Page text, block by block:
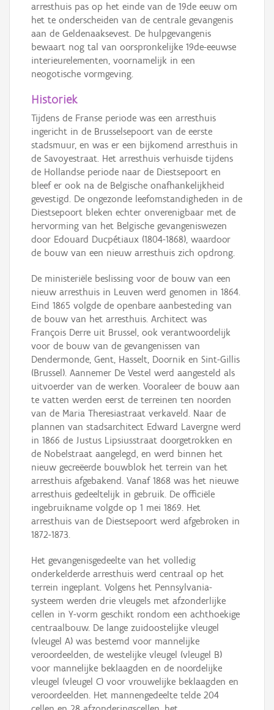
arresthuis pas op het einde van de 19de eeuw om
het te onderscheiden van de centrale gevangenis
aan de Geldenaaksevest. De hulpgevangenis
bewaart nog tal van oorspronkelijke 19de-eeuwse
interieurelementen, voornamelijk in een
neogotische vormgeving.
Historiek
Tijdens de Franse periode was een arresthuis
ingericht in de Brusselsepoort van de eerste
stadsmuur, en was er een bijkomend arresthuis in
de Savoyestraat. Het arresthuis verhuisde tijdens
de Hollandse periode naar de Diestsepoort en
bleef er ook na de Belgische onafhankelijkheid
gevestigd. De ongezonde leefomstandigheden in de
Diestsepoort bleken echter onverenigbaar met de
hervorming van het Belgische gevangeniswezen
door Edouard Ducpétiaux (1804-1868), waardoor
de bouw van een nieuw arresthuis zich opdrong.
De ministeriële beslissing voor de bouw van een
nieuw arresthuis in Leuven werd genomen in 1864.
Eind 1865 volgde de openbare aanbesteding van
de bouw van het arresthuis. Architect was
François Derre uit Brussel, ook verantwoordelijk
voor de bouw van de gevangenissen van
Dendermonde, Gent, Hasselt, Doornik en Sint-Gillis
(Brussel). Aannemer De Vestel werd aangesteld als
uitvoerder van de werken. Vooraleer de bouw aan
te vatten werden eerst de terreinen ten noorden
van de Maria Theresiastraat verkaveld. Naar de
plannen van stadsarchitect Edward Lavergne werd
in 1866 de Justus Lipsiusstraat doorgetrokken en
de Nobelstraat aangelegd, en werd binnen het
nieuw gecreëerde bouwblok het terrein van het
arresthuis afgebakend. Vanaf 1868 was het nieuwe
arresthuis gedeeltelijk in gebruik. De officiële
ingebruikname volgde op 1 mei 1869. Het
arresthuis van de Diestsepoort werd afgebroken in
1872-1873.
Het gevangenisgedeelte van het volledig
onderkelderde arresthuis werd centraal op het
terrein ingeplant. Volgens het Pennsylvania-
systeem werden drie vleugels met afzonderlijke
cellen in Y-vorm geschikt rondom een achthoekige
centraalbouw. De lange zuidoostelijke vleugel
(vleugel A) was bestemd voor mannelijke
veroordeelden, de westelijke vleugel (vleugel B)
voor mannelijke beklaagden en de noordelijke
vleugel (vleugel C) voor vrouwelijke beklaagden en
veroordeelden. Het mannengedeelte telde 204